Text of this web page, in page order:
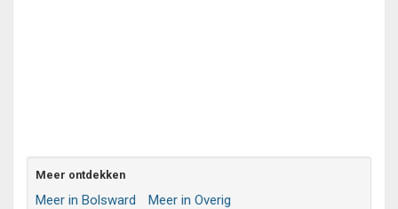
Meer ontdekken
Meer in Bolsward
Meer in Overig